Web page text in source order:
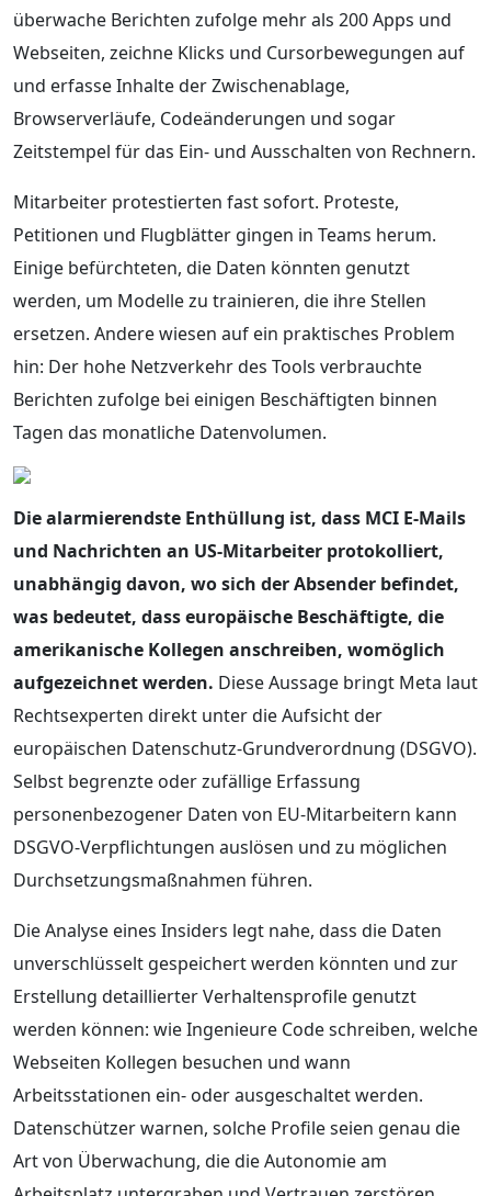
überwache Berichten zufolge mehr als 200 Apps und
Webseiten, zeichne Klicks und Cursorbewegungen auf
und erfasse Inhalte der Zwischenablage,
Browserverläufe, Codeänderungen und sogar
Zeitstempel für das Ein- und Ausschalten von Rechnern.
Mitarbeiter protestierten fast sofort. Proteste,
Petitionen und Flugblätter gingen in Teams herum.
Einige befürchteten, die Daten könnten genutzt
werden, um Modelle zu trainieren, die ihre Stellen
ersetzen. Andere wiesen auf ein praktisches Problem
hin: Der hohe Netzverkehr des Tools verbrauchte
Berichten zufolge bei einigen Beschäftigten binnen
Tagen das monatliche Datenvolumen.
Die alarmierendste Enthüllung ist, dass MCI E-Mails
und Nachrichten an US-Mitarbeiter protokolliert,
unabhängig davon, wo sich der Absender befindet,
was bedeutet, dass europäische Beschäftigte, die
amerikanische Kollegen anschreiben, womöglich
aufgezeichnet werden. Diese Aussage bringt Meta laut
Rechtsexperten direkt unter die Aufsicht der
europäischen Datenschutz-Grundverordnung (DSGVO).
Selbst begrenzte oder zufällige Erfassung
personenbezogener Daten von EU-Mitarbeitern kann
DSGVO-Verpflichtungen auslösen und zu möglichen
Durchsetzungsmaßnahmen führen.
Die Analyse eines Insiders legt nahe, dass die Daten
unverschlüsselt gespeichert werden könnten und zur
Erstellung detaillierter Verhaltensprofile genutzt
werden können: wie Ingenieure Code schreiben, welche
Webseiten Kollegen besuchen und wann
Arbeitsstationen ein- oder ausgeschaltet werden.
Datenschützer warnen, solche Profile seien genau die
Art von Überwachung, die die Autonomie am